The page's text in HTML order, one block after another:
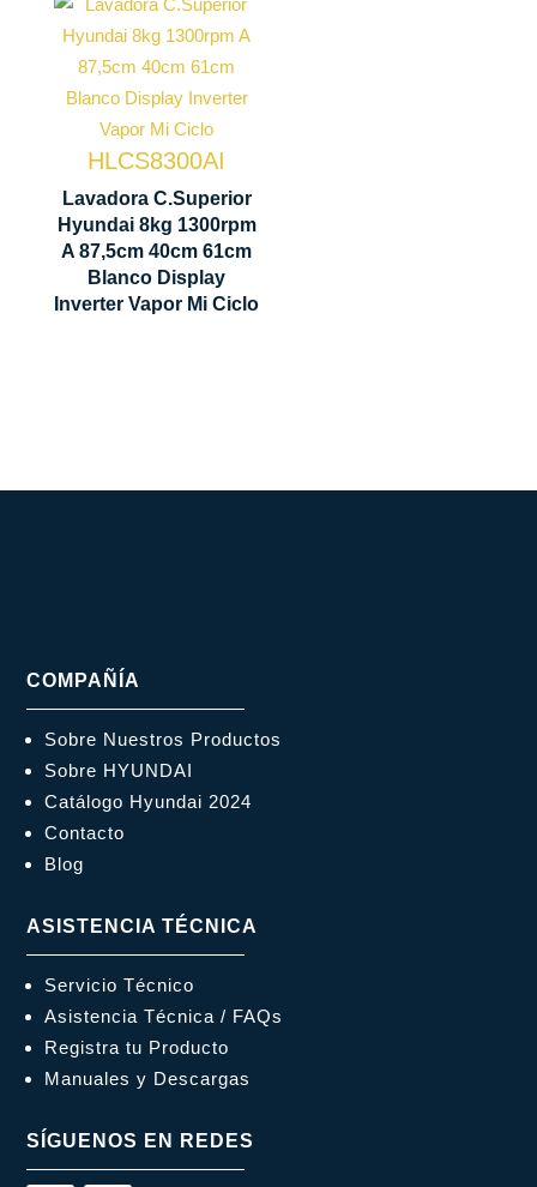
HLCS8300AI
Lavadora C.Superior
Hyundai 8kg 1300rpm
A 87,5cm 40cm 61cm
Blanco Display
Inverter Vapor Mi Ciclo
Capacidad
carga 8 kg
Centrifugado
1300 rpm
Motor
Inverter
COMPAÑÍA
Sobre Nuestros Productos
Sobre HYUNDAI
Catálogo Hyundai 2024
Contacto
Blog
ASISTENCIA TÉCNICA
Servicio Técnico
Asistencia Técnica / FAQs
Registra tu Producto
Manuales y Descargas
SÍGUENOS EN REDES